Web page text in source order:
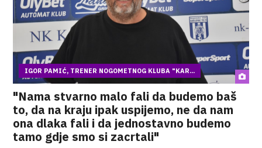
IGOR PAMIĆ, TRENER NOGOMETNOG KLUBA "KAR...
"Nama stvarno malo fali da budemo baš
to, da na kraju ipak uspijemo, ne da nam
ona dlaka fali i da jednostavno budemo
tamo gdje smo si zacrtali"